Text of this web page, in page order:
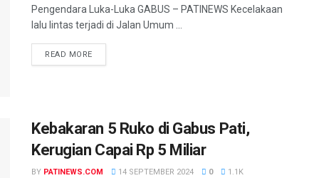
Pengendara Luka-Luka GABUS – PATINEWS Kecelakaan
lalu lintas terjadi di Jalan Umum ...
READ MOREDETAILS
Kebakaran 5 Ruko di Gabus Pati,
Kerugian Capai Rp 5 Miliar
BY PATINEWS.COM 14 SEPTEMBER 2024 0 1.1K